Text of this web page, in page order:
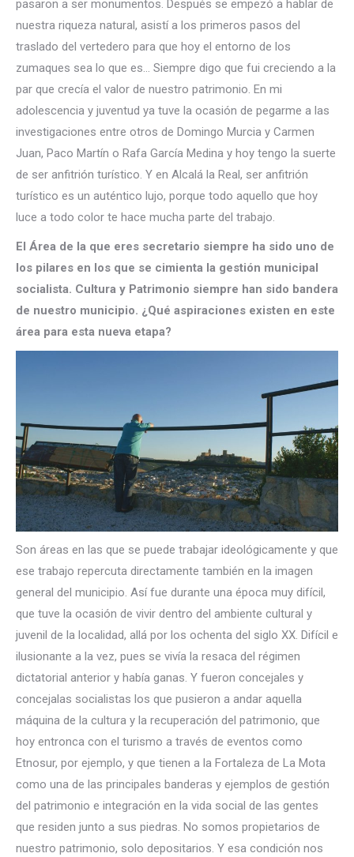
pasaron a ser monumentos. Después se empezó a hablar de
nuestra riqueza natural, asistí a los primeros pasos del
traslado del vertedero para que hoy el entorno de los
zumaques sea lo que es… Siempre digo que fui creciendo a la
par que crecía el valor de nuestro patrimonio. En mi
adolescencia y juventud ya tuve la ocasión de pegarme a las
investigaciones entre otros de Domingo Murcia y Carmen
Juan, Paco Martín o Rafa García Medina y hoy tengo la suerte
de ser anfitrión turístico. Y en Alcalá la Real, ser anfitrión
turístico es un auténtico lujo, porque todo aquello que hoy
luce a todo color te hace mucha parte del trabajo.
El Área de la que eres secretario siempre ha sido uno de
los pilares en los que se cimienta la gestión municipal
socialista. Cultura y Patrimonio siempre han sido bandera
de nuestro municipio. ¿Qué aspiraciones existen en este
área para esta nueva etapa?
Son áreas en las que se puede trabajar ideológicamente y que
ese trabajo repercuta directamente también en la imagen
general del municipio. Así fue durante una época muy difícil,
que tuve la ocasión de vivir dentro del ambiente cultural y
juvenil de la localidad, allá por los ochenta del siglo XX. Difícil e
ilusionante a la vez, pues se vivía la resaca del régimen
dictatorial anterior y había ganas. Y fueron concejales y
concejalas socialistas los que pusieron a andar aquella
máquina de la cultura y la recuperación del patrimonio, que
hoy entronca con el turismo a través de eventos como
Etnosur, por ejemplo, y que tienen a la Fortaleza de La Mota
como una de las principales banderas y ejemplos de gestión
del patrimonio e integración en la vida social de las gentes
que residen junto a sus piedras. No somos propietarios de
nuestro patrimonio, solo depositarios. Y esa condición nos